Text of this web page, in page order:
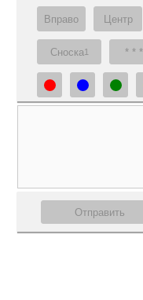
Вправо Центр
Сноска1 * * *